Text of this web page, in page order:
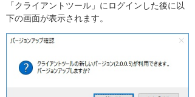
「クライアントツール」にログインした後に以
下の画面が表示されます。